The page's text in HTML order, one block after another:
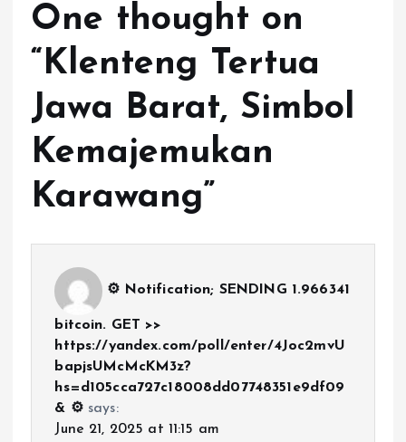
One thought on
“Klenteng Tertua
Jawa Barat, Simbol
Kemajemukan
Karawang”
⚙ Notification; SENDING 1.966341
bitcoin. GET >>
https://yandex.com/poll/enter/4Joc2mvU
bapjsUMcMcKM3z?
hs=d105cca727c18008dd07748351e9df09
& ⚙ says:
June 21, 2025 at 11:15 am